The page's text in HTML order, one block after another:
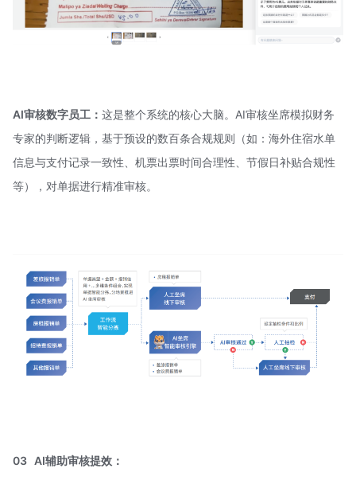
AI审核数字员工： 这是整个系统的核心大脑。AI审核坐席模拟财务
专家的判断逻辑，基于预设的数百条合规规则（如：海外住宿水单
信息与支付记录一致性、机票出票时间合理性、节假日补贴合规性
等），对单据进行精准审核。
03 AI辅助审核提效：